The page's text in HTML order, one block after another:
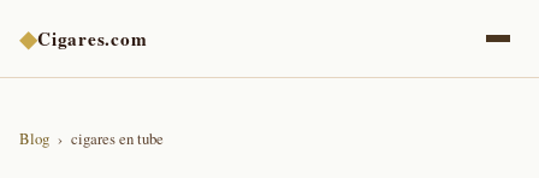
◆Cigares.com
Blog cigares en tube